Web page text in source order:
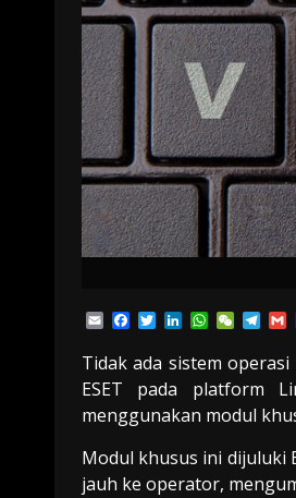
EmailFacebook
TwitterLinkedIn
WhatsApp
WeChat
Tidak ada sistem
ESET pada platform
menggunakan modul
Modul khusus ini dijuluki
jauh ke operator,